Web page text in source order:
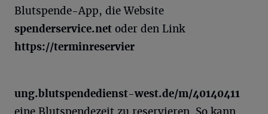
Blutspende-App, die Website
spenderservice.net oder den Link
https://terminreservier
ung.blutspendedienst-west.de/m/40140411